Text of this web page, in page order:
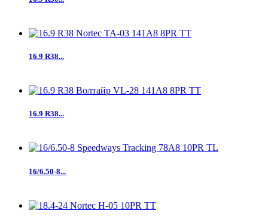
16.9 R38...
16.9 R38...
16/6.50-8...